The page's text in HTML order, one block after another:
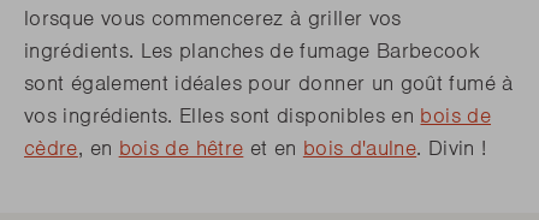
lorsque vous commencerez à griller vos
ingrédients. Les planches de fumage Barbecook
sont également idéales pour donner un goût fumé à
vos ingrédients. Elles sont disponibles en bois de
cèdre, en bois de hêtre et en bois d'aulne. Divin !